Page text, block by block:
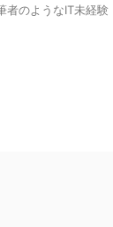
者のようなIT未経験